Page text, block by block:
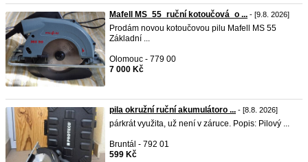
Mafell MS_55_ruční kotoučová_o ... - [9.8. 2026]
Prodám novou kotoučovou pilu Mafell MS 55
Základní ...
Olomouc - 779 00
7 000 Kč
pila okružní ruční akumulátoro ... - [8.8. 2026]
párkrát využita, už není v záruce. Popis: Pilový ...
Bruntál - 792 01
599 Kč